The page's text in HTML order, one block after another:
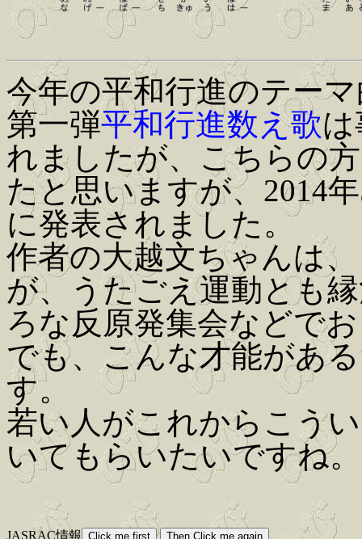
今年の平和行進のテー
第一弾平和行進数え歌
れましたが、こちらの
たと思いますが、2014
に発表されました。
作者の大越文ちゃんは
が、うたごえ運動とも
ろな反原発集会などで
でも、こんな才能があ
す。
若い人がこれからこう
いてもらいたいですね。
JASRAC情報